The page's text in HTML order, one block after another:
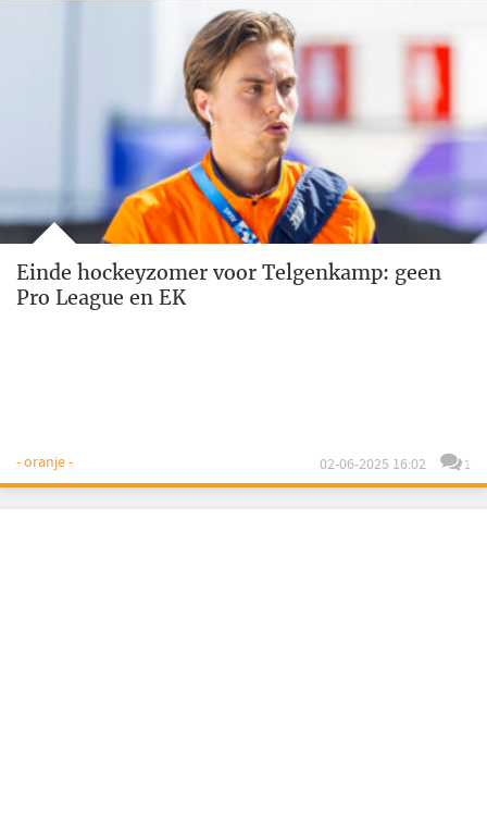
Einde hockeyzomer voor Telgenkamp: geen
Pro League en EK
- oranje - 02-06-2025 16:02 1